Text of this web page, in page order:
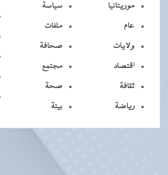
موريتانيا
عام
ولايات
اقتصاد
ثقافة
رياضة
سياسة
ملفات
صحافة
مجتمع
صحة
بيئة